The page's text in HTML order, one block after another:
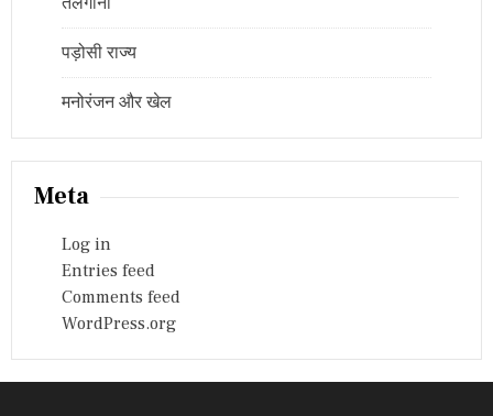
पड़ोसी राज्य
मनोरंजन और खेल
Meta
Log in
Entries feed
Comments feed
WordPress.org